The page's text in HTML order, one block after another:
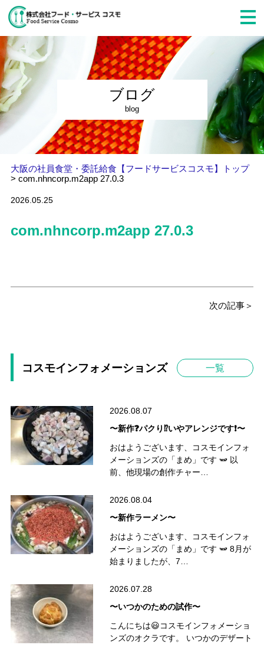
ブログ
blog
大阪の社員食堂・委託給食【フードサービスコスモ】トップ
> com.nhncorp.m2app 27.0.3
2026.05.25
com.nhncorp.m2app 27.0.3
次の記事＞
コスモインフォメーションズ 一覧
2026.08.07
〜新作❓パクり⁉️いやアレンジです❗️〜
おはようございます、コスモインフォ
メーションズの「まめ」です 🫛 以
前、他現場の創作チャー…
2026.08.04
〜新作ラーメン〜
おはようございます、コスモインフォ
メーションズの「まめ」です 🫛 8月が
始まりましたが、7…
2026.07.28
〜いつかのための試作〜
こんにちは😃コスモインフォメーショ
ンズのオクラです。 いつかのデザート